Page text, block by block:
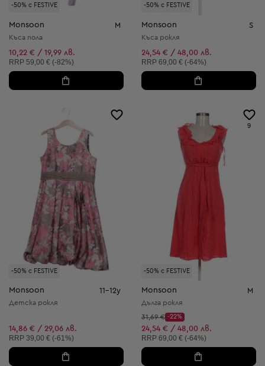
-50% с FESTIVE
Monsoon M
Къса пола
10,22 € / 19,99 лв.
Препоръчителна цена:
RRP 59,00 € (-82%)
-50% с FESTIVE
Monsoon S
Къса рокля
24,54 € / 48,00 лв.
Препоръчителна цена:
RRP 69,00 € (-64%)
-50% с FESTIVE
Monsoon 11-12y
Детска рокля
14,86 € / 29,06 лв.
Препоръчителна цена:
RRP 39,00 € (-61%)
-50% с FESTIVE
9
Monsoon M
Дълга рокля
Начална цена:
31,69 €
Discount Price:
-22%
Намалена цена:
24,54 € / 48,00 лв.
Препоръчителна цена:
RRP 69,00 € (-64%)